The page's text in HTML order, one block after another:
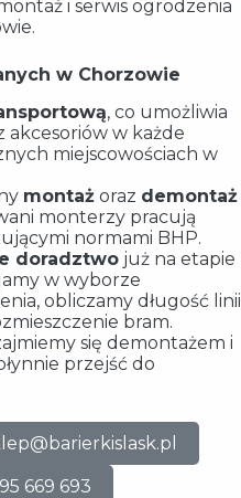
i serwis ogrodzenia
w Chorzowie
, co umożliwia
akcesoriów w każde
miejscowościach w
montaż oraz demontaż
monterzy pracują
normami BHP.
doradztwo już na etapie
w wyborze
obliczamy długość linii
bram.
się demontażem i
przejść do
669 693